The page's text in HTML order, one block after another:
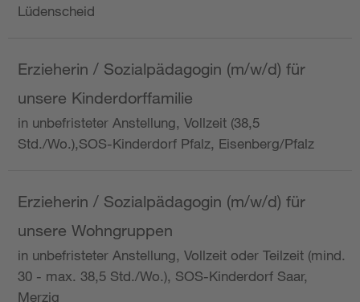
Lüdenscheid
Erzieherin / Sozialpädagogin (m/w/d) für
unsere Kinderdorffamilie
in unbefristeter Anstellung, Vollzeit (38,5
Std./Wo.),SOS-Kinderdorf Pfalz, Eisenberg/Pfalz
Erzieherin / Sozialpädagogin (m/w/d) für
unsere Wohngruppen
in unbefristeter Anstellung, Vollzeit oder Teilzeit (mind.
30 - max. 38,5 Std./Wo.), SOS-Kinderdorf Saar,
Merzig